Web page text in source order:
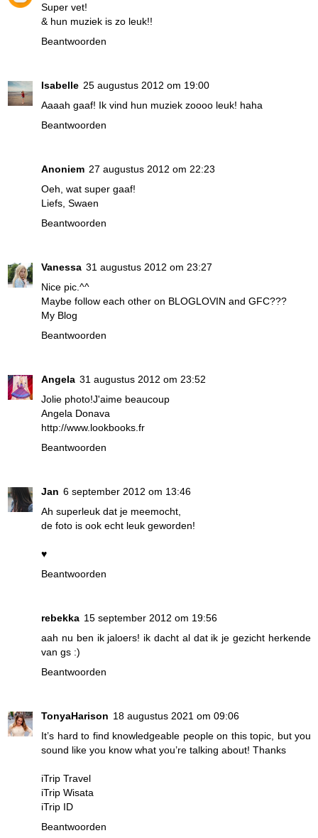
Super vet!
& hun muziek is zo leuk!!
Beantwoorden
Isabelle 25 augustus 2012 om 19:00
Aaaah gaaf! Ik vind hun muziek zoooo leuk! haha
Beantwoorden
Anoniem 27 augustus 2012 om 22:23
Oeh, wat super gaaf!
Liefs, Swaen
Beantwoorden
Vanessa 31 augustus 2012 om 23:27
Nice pic.^^
Maybe follow each other on BLOGLOVIN and GFC???
My Blog
Beantwoorden
Angela 31 augustus 2012 om 23:52
Jolie photo!J'aime beaucoup
Angela Donava
http://www.lookbooks.fr
Beantwoorden
Jan 6 september 2012 om 13:46
Ah superleuk dat je meemocht,
de foto is ook echt leuk geworden!
♥
Beantwoorden
rebekka 15 september 2012 om 19:56
aah nu ben ik jaloers! ik dacht al dat ik je gezicht herkende
van gs :)
Beantwoorden
TonyaHarison 18 augustus 2021 om 09:06
It’s hard to find knowledgeable people on this topic, but you
sound like you know what you’re talking about! Thanks
iTrip Travel
iTrip Wisata
iTrip ID
Beantwoorden